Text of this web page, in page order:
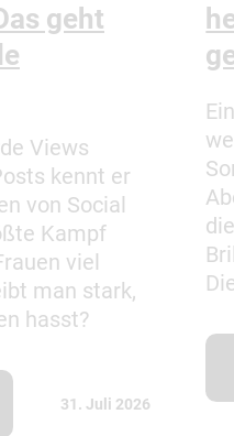
geht
Views
kennt er
von Social
Kampf
viel
man stark,
hasst?
31. Juli 2026